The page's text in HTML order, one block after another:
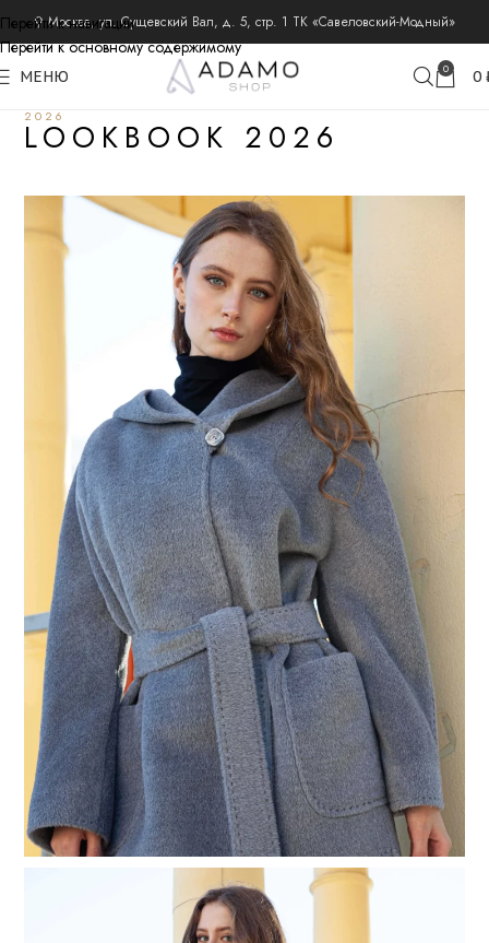
Перейти к навигации
Перейти к основному содержимому
⚲ Москва, ул. Сущевский Вал, д. 5, стр. 1 ТК «Савеловский-Модный»
МЕНЮ 0 0
2026
LOOKBOOK 2026